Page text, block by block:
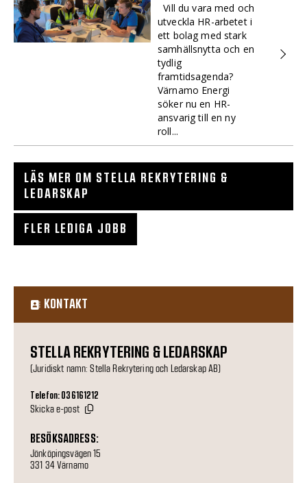
Vill du vara med och
utveckla HR-arbetet i
ett bolag med stark
samhällsnytta och en
tydlig
framtidsagenda?
Värnamo Energi
söker nu en HR-
ansvarig till en ny
roll...
LÄS MER OM STELLA REKRYTERING &
LEDARSKAP
FLER LEDIGA JOBB
KONTAKT
STELLA REKRYTERING & LEDARSKAP
(Juridiskt namn: Stella Rekrytering och Ledarskap AB)
Telefon: 036161212
Skicka e-post
BESÖKSADRESS:
Jönköpingsvägen 15
331 34 Värnamo